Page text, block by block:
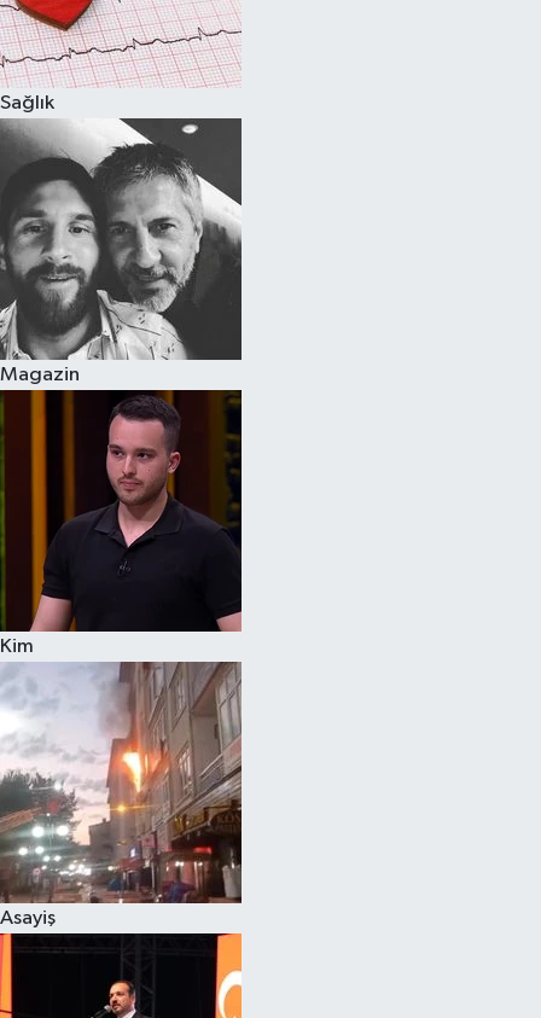
Sağlık
Magazin
Kim
Asayiş
Spor
Çocuk
Eğitim
Hava Durumu
Kadın
Kim kimdir?
Kültür Sanat
Sağlık
Siyaset
Teknoloji
Televizyon
Yaşam-Çevre